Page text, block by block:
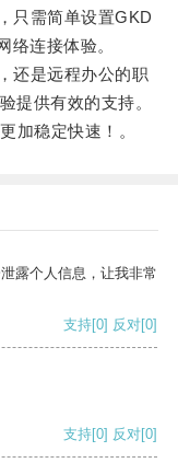
需简单设置GKD
络连接体验。
是远程办公的职
提供有效的支持。
稳定快速！。
露个人信息，让我非常
支持[0] 反对[0]
支持[0] 反对[0]